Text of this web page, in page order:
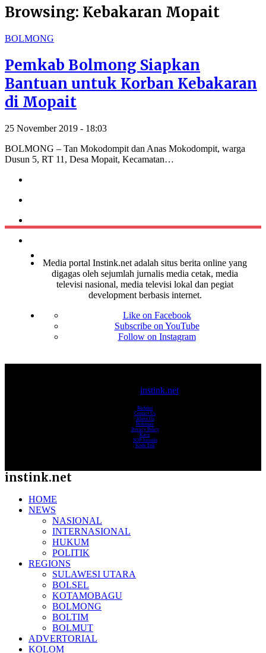
Browsing: Kebakaran Mopait
BOLMONG
Pemkab Bolmong Siapkan
Bantuan untuk Korban Kebakaran
di Mopait
25 November 2019 - 18:03
BOLMONG – Tan Mokodompit dan Anas Mokodompit, warga
Dusun 5, RT 11, Desa Mopait, Kecamatan…
Media portal Instink.net adalah situs berita online yang
digagas oleh sejumlah jurnalis media cetak, media
televisi nasional, media televisi lokal dan pegiat
development berbasis internet.
Like on Facebook
Subscribe on YouTube
Follow on Instagram
instink.net
Redaksi
Contact Us
About Us
Pedoman
Privacy Policy
Karir
SOP Jurnalis
Kode Etik
instink.net
HOME
NEWS
NASIONAL
INTERNASIONAL
HUKUM
POLITIK
REGIONS
SULAWESI UTARA
BOLSEL
KOTAMOBAGU
BOLMONG
BOLTIM
BOLMUT
ADVERTORIAL
KOLOM